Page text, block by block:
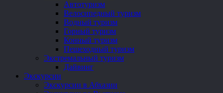
Автотуризм
Велосипедный туризм
Водный туризм
Горный туризм
Конный туризм
Пешеходный туризм
Экстремальный туризм
Дайвинг
Экскурсии
Экскурсии в Абхазии